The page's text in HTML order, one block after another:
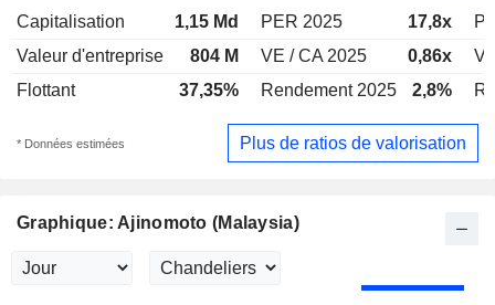
Capitalisation 1,15 Md PER 2025 17,8x
Valeur d'entreprise
804 M VE / CA 2025 0,86x
Flottant
37,35% Rendement 2025 2,8%
* Données estimées Plus de ratios de valorisation
Graphique: Ajinomoto (Malaysia)